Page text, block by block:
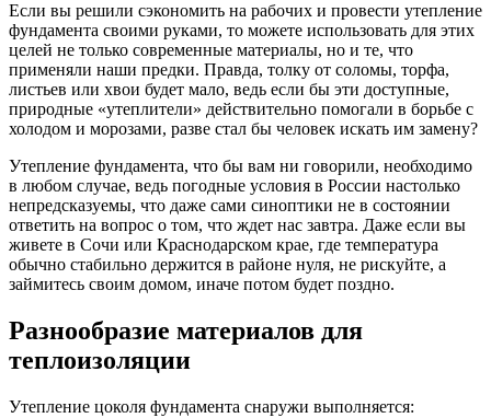
Если вы решили сэкономить на рабочих и провести утепление
фундамента своими руками, то можете использовать для этих
целей не только современные материалы, но и те, что
применяли наши предки. Правда, толку от соломы, торфа,
листьев или хвои будет мало, ведь если бы эти доступные,
природные «утеплители» действительно помогали в борьбе с
холодом и морозами, разве стал бы человек искать им замену?
Утепление фундамента, что бы вам ни говорили, необходимо
в любом случае, ведь погодные условия в России настолько
непредсказуемы, что даже сами синоптики не в состоянии
ответить на вопрос о том, что ждет нас завтра. Даже если вы
живете в Сочи или Краснодарском крае, где температура
обычно стабильно держится в районе нуля, не рискуйте, а
займитесь своим домом, иначе потом будет поздно.
Разнообразие материалов для
теплоизоляции
Утепление цоколя фундамента снаружи выполняется: